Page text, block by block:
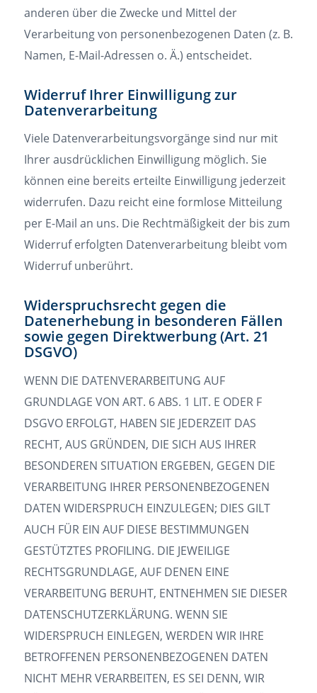
anderen über die Zwecke und Mittel der
Verarbeitung von personenbezogenen Daten (z. B.
Namen, E-Mail-Adressen o. Ä.) entscheidet.
Widerruf Ihrer Einwilligung zur
Datenverarbeitung
Viele Datenverarbeitungsvorgänge sind nur mit
Ihrer ausdrücklichen Einwilligung möglich. Sie
können eine bereits erteilte Einwilligung jederzeit
widerrufen. Dazu reicht eine formlose Mitteilung
per E-Mail an uns. Die Rechtmäßigkeit der bis zum
Widerruf erfolgten Datenverarbeitung bleibt vom
Widerruf unberührt.
Widerspruchsrecht gegen die
Datenerhebung in besonderen Fällen
sowie gegen Direktwerbung (Art. 21
DSGVO)
WENN DIE DATENVERARBEITUNG AUF
GRUNDLAGE VON ART. 6 ABS. 1 LIT. E ODER F
DSGVO ERFOLGT, HABEN SIE JEDERZEIT DAS
RECHT, AUS GRÜNDEN, DIE SICH AUS IHRER
BESONDEREN SITUATION ERGEBEN, GEGEN DIE
VERARBEITUNG IHRER PERSONENBEZOGENEN
DATEN WIDERSPRUCH EINZULEGEN; DIES GILT
AUCH FÜR EIN AUF DIESE BESTIMMUNGEN
GESTÜTZTES PROFILING. DIE JEWEILIGE
RECHTSGRUNDLAGE, AUF DENEN EINE
VERARBEITUNG BERUHT, ENTNEHMEN SIE DIESER
DATENSCHUTZERKLÄRUNG. WENN SIE
WIDERSPRUCH EINLEGEN, WERDEN WIR IHRE
BETROFFENEN PERSONENBEZOGENEN DATEN
NICHT MEHR VERARBEITEN, ES SEI DENN, WIR